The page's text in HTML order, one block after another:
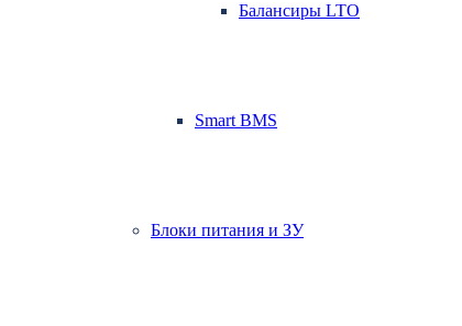
Балансиры LTO
Smart BMS
Блоки питания и ЗУ